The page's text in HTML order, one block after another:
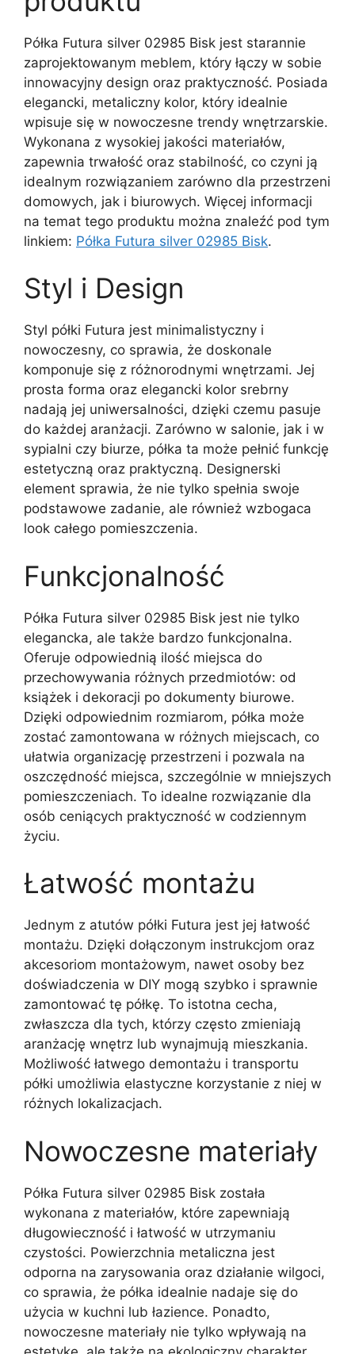
Półka Futura silver 02985 Bisk jest starannie
zaprojektowanym meblem, który łączy w sobie
innowacyjny design oraz praktyczność. Posiada
elegancki, metaliczny kolor, który idealnie
wpisuje się w nowoczesne trendy wnętrzarskie.
Wykonana z wysokiej jakości materiałów,
zapewnia trwałość oraz stabilność, co czyni ją
idealnym rozwiązaniem zarówno dla przestrzeni
domowych, jak i biurowych. Więcej informacji
na temat tego produktu można znaleźć pod tym
linkiem: Półka Futura silver 02985 Bisk.
Styl i Design
Styl półki Futura jest minimalistyczny i
nowoczesny, co sprawia, że doskonale
komponuje się z różnorodnymi wnętrzami. Jej
prosta forma oraz elegancki kolor srebrny
nadają jej uniwersalności, dzięki czemu pasuje
do każdej aranżacji. Zarówno w salonie, jak i w
sypialni czy biurze, półka ta może pełnić funkcję
estetyczną oraz praktyczną. Designerski
element sprawia, że nie tylko spełnia swoje
podstawowe zadanie, ale również wzbogaca
look całego pomieszczenia.
Funkcjonalność
Półka Futura silver 02985 Bisk jest nie tylko
elegancka, ale także bardzo funkcjonalna.
Oferuje odpowiednią ilość miejsca do
przechowywania różnych przedmiotów: od
książek i dekoracji po dokumenty biurowe.
Dzięki odpowiednim rozmiarom, półka może
zostać zamontowana w różnych miejscach, co
ułatwia organizację przestrzeni i pozwala na
oszczędność miejsca, szczególnie w mniejszych
pomieszczeniach. To idealne rozwiązanie dla
osób ceniących praktyczność w codziennym
życiu.
Łatwość montażu
Jednym z atutów półki Futura jest jej łatwość
montażu. Dzięki dołączonym instrukcjom oraz
akcesoriom montażowym, nawet osoby bez
doświadczenia w DIY mogą szybko i sprawnie
zamontować tę półkę. To istotna cecha,
zwłaszcza dla tych, którzy często zmieniają
aranżację wnętrz lub wynajmują mieszkania.
Możliwość łatwego demontażu i transportu
półki umożliwia elastyczne korzystanie z niej w
różnych lokalizacjach.
Nowoczesne materiały
Półka Futura silver 02985 Bisk została
wykonana z materiałów, które zapewniają
długowieczność i łatwość w utrzymaniu
czystości. Powierzchnia metaliczna jest
odporna na zarysowania oraz działanie wilgoci,
co sprawia, że półka idealnie nadaje się do
użycia w kuchni lub łazience. Ponadto,
nowoczesne materiały nie tylko wpływają na